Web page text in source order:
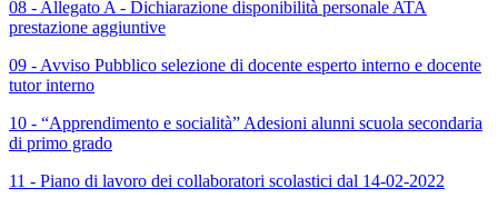
08 - Allegato A - Dichiarazione disponibilità personale ATA
prestazione aggiuntive
09 - Avviso Pubblico selezione di docente esperto interno e docente
tutor interno
10 - “Apprendimento e socialità” Adesioni alunni scuola secondaria
di primo grado
11 - Piano di lavoro dei collaboratori scolastici dal 14-02-2022